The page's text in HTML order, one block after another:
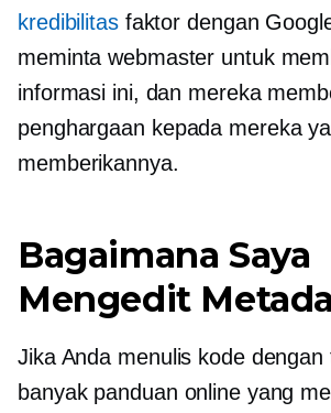
kredibilitasfaktor dengan
meminta webmaster untuk
informasi ini, dan mereka
penghargaan kepada mereka
memberikannya.
Bagaimana Saya
Mengedit
Jika Anda menulis kode
banyak panduan online yang